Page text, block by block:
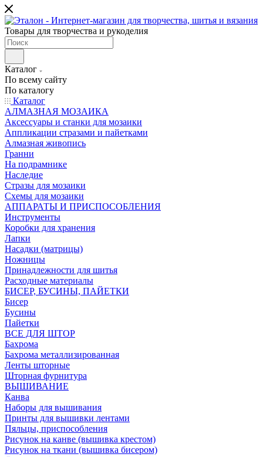
Товары для творчества и рукоделия
Каталог
По всему сайту
По каталогу
Каталог
АЛМАЗНАЯ МОЗАИКА
Аксессуары и станки для мозаики
Аппликации стразами и пайетками
Алмазная живопись
Гранни
На подрамнике
Наследие
Стразы для мозаики
Схемы для мозаики
АППАРАТЫ И ПРИСПОСОБЛЕНИЯ
Инструменты
Коробки для хранения
Лапки
Насадки (матрицы)
Ножницы
Принадлежности для шитья
Расходные материалы
БИСЕР, БУСИНЫ, ПАЙЕТКИ
Бисер
Бусины
Пайетки
ВСЕ ДЛЯ ШТОР
Бахрома
Бахрома металлизированная
Ленты шторные
Шторная фурнитура
ВЫШИВАНИЕ
Канва
Наборы для вышивания
Принты для вышивки лентами
Пяльцы, приспособления
Рисунок на канве (вышивка крестом)
Рисунок на ткани (вышивка бисером)